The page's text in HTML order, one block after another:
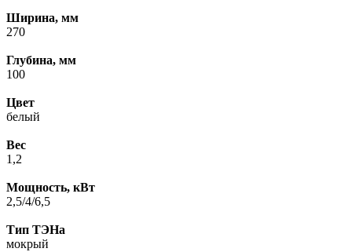
Ширина, мм
270
Глубина, мм
100
Цвет
белый
Вес
1,2
Мощность, кВт
2,5/4/6,5
Тип ТЭНа
мокрый